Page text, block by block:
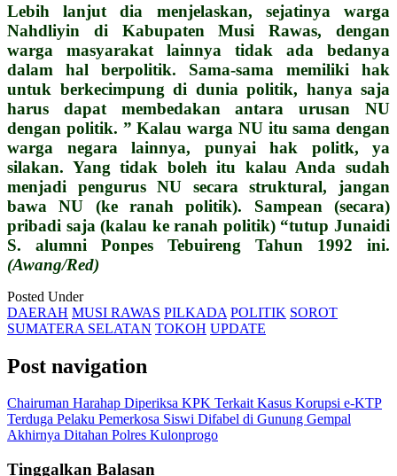
Lebih lanjut dia menjelaskan, sejatinya warga
Nahdliyin di Kabupaten Musi Rawas, dengan
warga masyarakat lainnya tidak ada bedanya
dalam hal berpolitik. Sama-sama memiliki hak
untuk berkecimpung di dunia politik, hanya saja
harus dapat membedakan antara urusan NU
dengan politik. ” Kalau warga NU itu sama dengan
warga negara lainnya, punyai hak politk, ya
silakan. Yang tidak boleh itu kalau Anda sudah
menjadi pengurus NU secara struktural, jangan
bawa NU (ke ranah politik). Sampean (secara)
pribadi saja (kalau ke ranah politik) “tutup Junaidi
S. alumni Ponpes Tebuireng Tahun 1992 ini.
(Awang/Red)
Posted Under
DAERAH MUSI RAWAS PILKADA POLITIK SOROT
SUMATERA SELATAN TOKOH UPDATE
Post navigation
Chairuman Harahap Diperiksa KPK Terkait Kasus Korupsi e-KTP
Terduga Pelaku Pemerkosa Siswi Difabel di Gunung Gempal
Akhirnya Ditahan Polres Kulonprogo
Tinggalkan Balasan